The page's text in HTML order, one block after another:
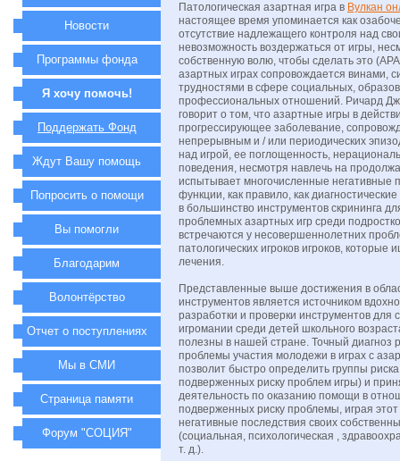
Патологическая азартная игра в Вулкан
настоящее время упоминается как
отсутствие надлежащего контроля над
невозможность воздержаться от игры,
собственную волю, чтобы сделать это
азартных играх сопровождается винами,
трудностями в сфере социальных,
профессиональных отношений. Ричард
говорит о том, что азартные игры в
прогрессирующее заболевание,
непрерывным и / или периодических
над игрой, ее поглощенность,
поведения, несмотря навлечь на
испытывает многочисленные негативные
функции, как правило, как
в большинство инструментов скрининга
проблемных азартных игр среди
встречаются у несовершеннолетних
патологических игроков игроков, которые
лечения.
Представленные выше достижения в
инструментов является источником
разработки и проверки инструментов для
игромании среди детей школьного
полезны в нашей стране. Точный диагноз
проблемы участия молодежи в играх с
позволит быстро определить группы
подверженных риску проблем игры) и
деятельность по оказанию помощи в
подверженных риску проблемы, играя
негативные последствия своих
(социальная, психологическая ,
т. д.).
Новости
Программы фонда
Я хочу помочь!
Поддержать Фонд
Ждут Вашу помощь
Попросить о помощи
Вы помогли
Благодарим
Волонтёрство
Отчет о поступлениях
Мы в СМИ
Страница памяти
Форум "СОЦИЯ"